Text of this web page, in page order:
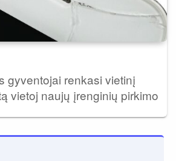
gyventojai renkasi vietinį
vietoj naujų įrenginių pirkimo